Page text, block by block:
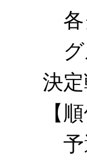
各
グ
決
【
予